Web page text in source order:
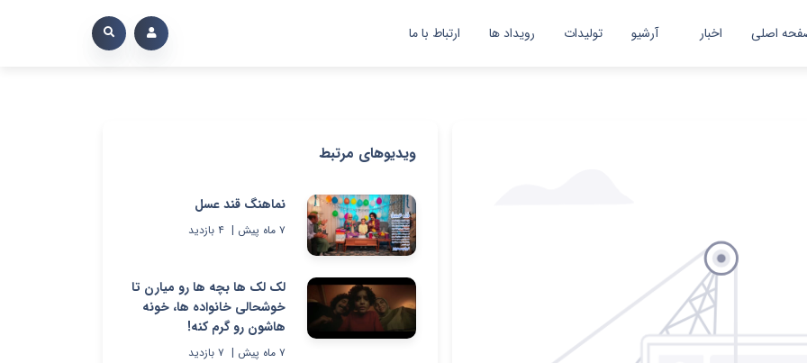
اصلی اخبار آرشیو تولیدات رویداد ها ارتباط با ما
ویدیوهای مرتبط
نماهنگ قند عسل
۷ ماه پیش | ۴ بازدید
لک لک ها بچه ها رو میارن تا
خوشحالی خانواده ها، خونه
هاشون رو گرم کنه!
۷ ماه پیش | ۷ بازدید